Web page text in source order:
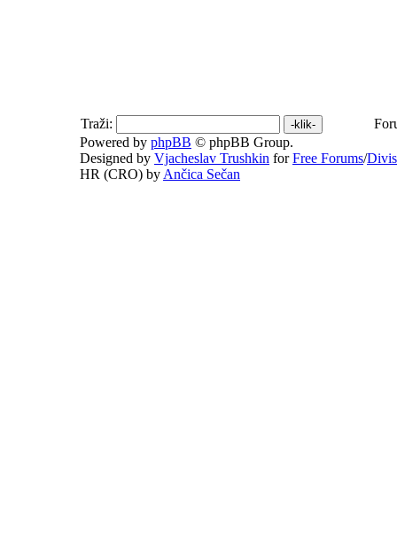
Traži:
Powered by phpBB © phpBB Group.
Designed by Vjacheslav Trushkin forFree Forums/
HR (CRO) by Ančica Sečan